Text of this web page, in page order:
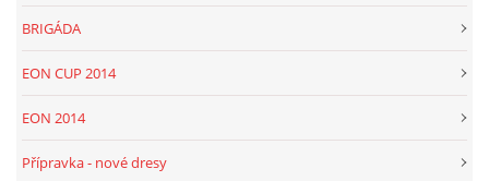
BRIGÁDA
EON CUP 2014
EON 2014
Přípravka - nové dresy